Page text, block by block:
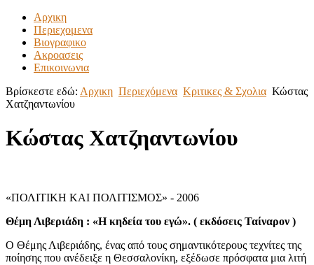
Αρχικη
Περιεχομενα
Βιογραφικο
Ακροασεις
Επικοινωνια
Βρίσκεστε εδώ: Αρχικη Περιεχόμενα Κριτικες & Σχολια Κώστας
Χατζηαντωνίου
Κώστας Χατζηαντωνίου
«ΠΟΛΙΤΙΚΗ ΚΑΙ ΠΟΛΙΤΙΣΜΟΣ» - 2006
Θέμη Λιβεριάδη : «Η κηδεία του εγώ». ( εκδόσεις Ταίναρον )
Ο Θέμης Λιβεριάδης, ένας από τους σημαντικότερους τεχνίτες της
ποίησης που ανέδειξε η Θεσσαλονίκη, εξέδωσε πρόσφατα μια λιτή